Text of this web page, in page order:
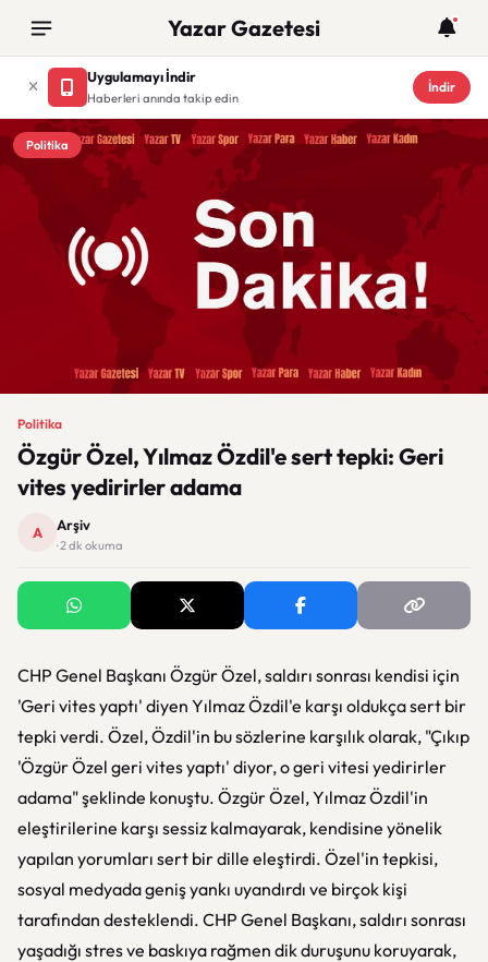
Yazar Gazetesi
Uygulamayı İndir
Haberleri anında takip edin
İndir
Politika
Politika
Özgür Özel, Yılmaz Özdil'e sert tepki: Geri
vites yedirirler adama
A Arşiv
· 2 dk okuma
CHP Genel Başkanı Özgür Özel, saldırı sonrası kendisi için
'Geri vites yaptı' diyen Yılmaz Özdil'e karşı oldukça sert bir
tepki verdi. Özel, Özdil'in bu sözlerine karşılık olarak, "Çıkıp
'Özgür Özel geri vites yaptı' diyor, o geri vitesi yedirirler
adama" şeklinde konuştu. Özgür Özel, Yılmaz Özdil'in
eleştirilerine karşı sessiz kalmayarak, kendisine yönelik
yapılan yorumları sert bir dille eleştirdi. Özel'in tepkisi,
sosyal medyada geniş yankı uyandırdı ve birçok kişi
tarafından desteklendi. CHP Genel Başkanı, saldırı sonrası
yaşadığı stres ve baskıya rağmen dik duruşunu koruyarak,